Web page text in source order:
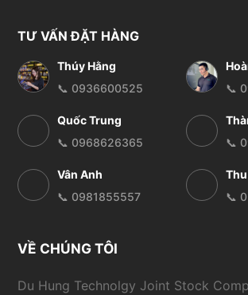
TƯ VẤN ĐẶT HÀNG
Thúy Hằng
📞 0936600525
📞
Quốc Trung
📞 0968626365
📞
Vân Anh
📞 0981855557
📞
VỀ CHÚNG TÔI
Du Hung Technolgy Joint Stock